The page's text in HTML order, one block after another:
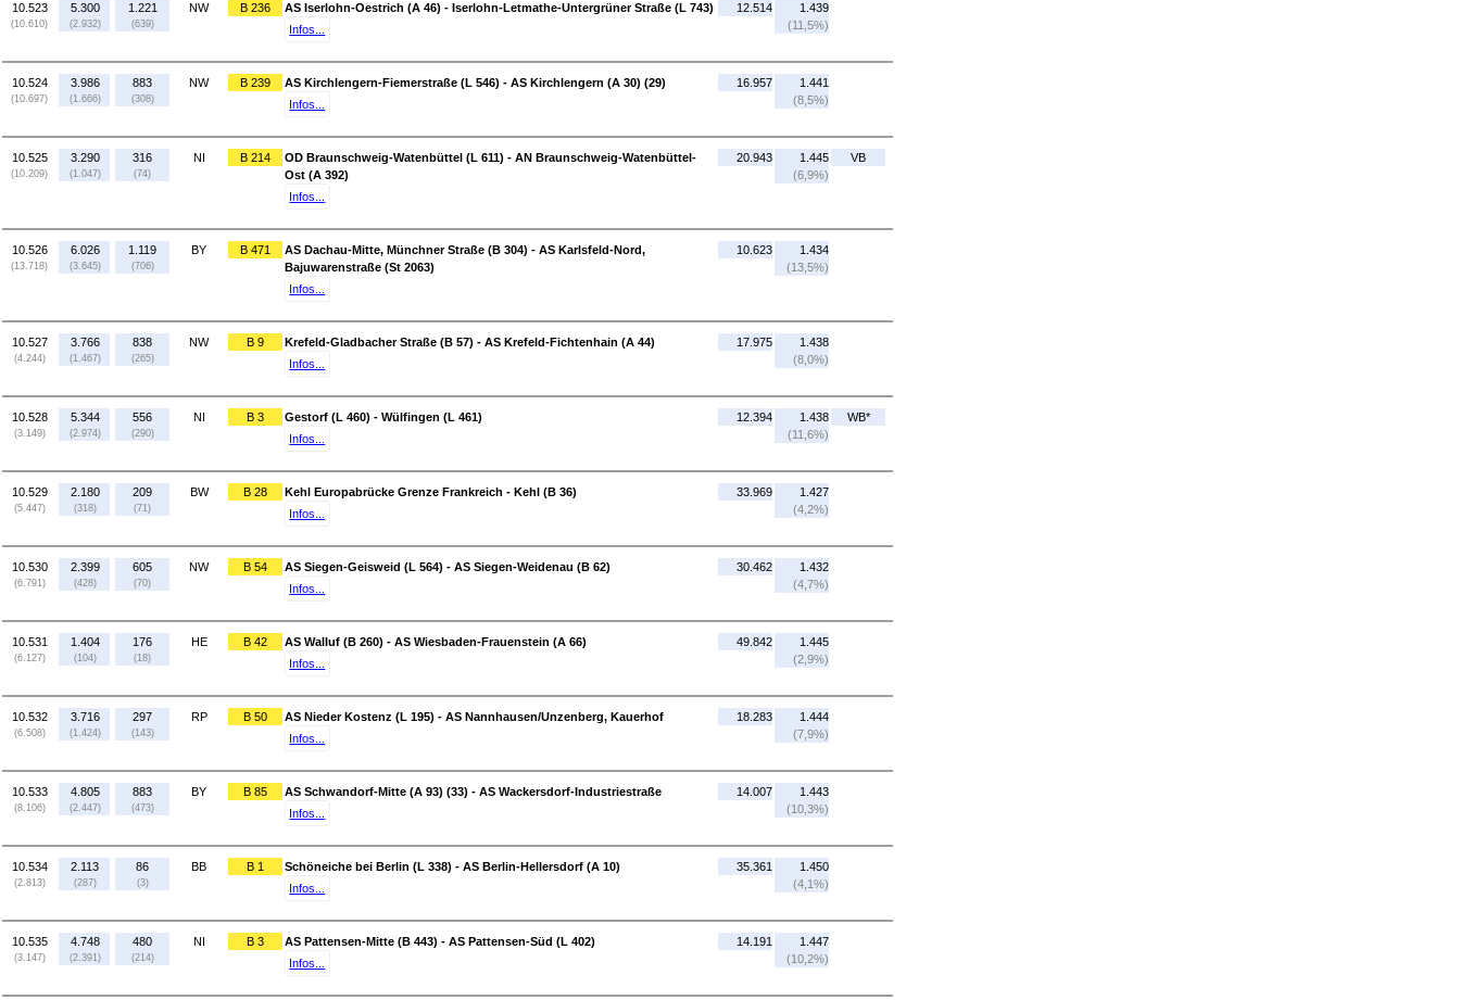
10.523
(10.610)
5.300
(2.932)
1.221
(639)
NW B 236
AS Iserlohn-Oestrich (A 46) - Iserlohn-Letmathe-Untergrüner Straße (L 743)
Infos...
12.514
1.439
(11,5%)
10.524
(10.697)
3.986
(1.666)
883
(308)
NW B 239
AS Kirchlengern-Fiemerstraße (L 546) - AS Kirchlengern (A 30) (29)
Infos...
16.957
1.441
(8,5%)
10.525
(10.209)
3.290
(1.047)
316
(74)
NI B 214
OD Braunschweig-Watenbüttel (L 611) - AN Braunschweig-Watenbüttel-
Ost (A 392)
Infos...
20.943
1.445
(6,9%)
VB
10.526
(13.718)
6.026
(3.645)
1.119
(706)
BY B 471
AS Dachau-Mitte, Münchner Straße (B 304) - AS Karlsfeld-Nord,
Bajuwarenstraße (St 2063)
Infos...
10.623
1.434
(13,5%)
10.527
(4.244)
3.766
(1.467)
838
(265)
NW B 9
Krefeld-Gladbacher Straße (B 57) - AS Krefeld-Fichtenhain (A 44)
Infos...
17.975
1.438
(8,0%)
10.528
(3.149)
5.344
(2.974)
556
(290)
NI B 3
Gestorf (L 460) - Wülfingen (L 461)
Infos...
12.394
1.438
(11,6%)
WB*
10.529
(5.447)
2.180
(318)
209
(71)
BW B 28
Kehl Europabrücke Grenze Frankreich - Kehl (B 36)
Infos...
33.969
1.427
(4,2%)
10.530
(6.791)
2.399
(428)
605
(70)
NW B 54
AS Siegen-Geisweid (L 564) - AS Siegen-Weidenau (B 62)
Infos...
30.462
1.432
(4,7%)
10.531
(6.127)
1.404
(104)
176
(18)
HE B 42
AS Walluf (B 260) - AS Wiesbaden-Frauenstein (A 66)
Infos...
49.842
1.445
(2,9%)
10.532
(6.508)
3.716
(1.424)
297
(143)
RP B 50
AS Nieder Kostenz (L 195) - AS Nannhausen/Unzenberg, Kauerhof
Infos...
18.283
1.444
(7,9%)
10.533
(8.106)
4.805
(2.447)
883
(473)
BY B 85
AS Schwandorf-Mitte (A 93) (33) - AS Wackersdorf-Industriestraße
Infos...
14.007
1.443
(10,3%)
10.534
(2.813)
2.113
(287)
86
(3)
BB B 1
Schöneiche bei Berlin (L 338) - AS Berlin-Hellersdorf (A 10)
Infos...
35.361
1.450
(4,1%)
10.535
(3.147)
4.748
(2.391)
480
(214)
NI B 3
AS Pattensen-Mitte (B 443) - AS Pattensen-Süd (L 402)
Infos...
14.191
1.447
(10,2%)